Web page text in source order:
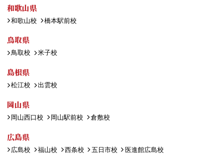
和歌山県
和歌山校 橋本駅前校
鳥取県
鳥取校 米子校
島根県
松江校 出雲校
岡山県
岡山西口校 岡山駅前校 倉敷校
広島県
広島校 福山校 西条校 五日市校 医進館広島校